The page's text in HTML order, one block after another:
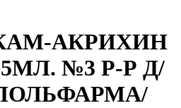
АКРИХИН
№3 Р-Р Д/